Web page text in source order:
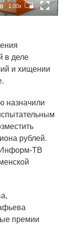
1.00x
в деле
и хищении
назначили
рублей.
ТВ
премии